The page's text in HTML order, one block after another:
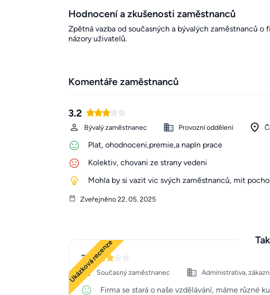
Hodnocení a zkušenosti zaměstnanců
Zpětná vazba od současných a bývalých zaměstnanců
názory uživatelů.
Komentáře zaměstnanců
3.2
Bývalý zaměstnanec Provozní oddělení
Plat, ohodnoceni,premie,a napln prace
Kolektiv, chovani ze strany vedeni
Mohla by si vazit vic svých zaměstnanců, mit
Zveřejněno 22. 05. 2025
Ukázková recenze
3
Současný zaměstnanec Administrativa,
Firma se stará o naše vzdělávání, máme různé